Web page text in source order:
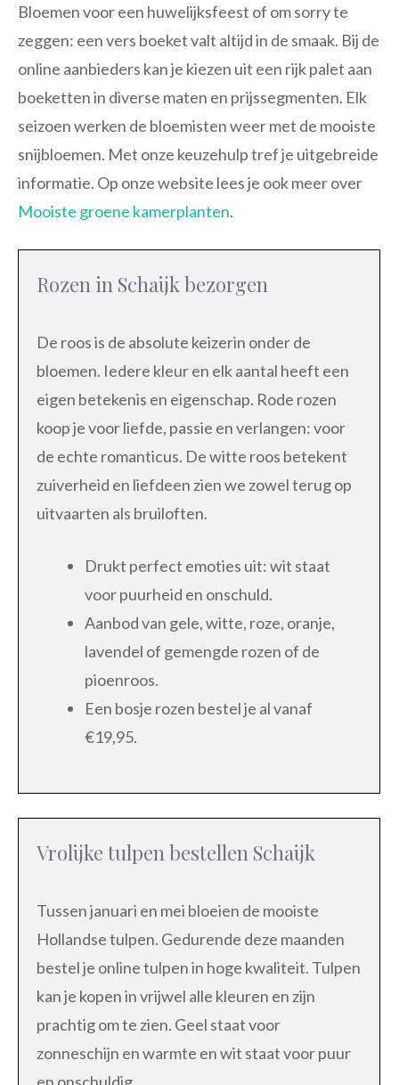
Bloemen voor een huwelijksfeest of om sorry te
zeggen: een vers boeket valt altijd in de smaak. Bij de
online aanbieders kan je kiezen uit een rijk palet aan
boeketten in diverse maten en prijssegmenten. Elk
seizoen werken de bloemisten weer met de mooiste
snijbloemen. Met onze keuzehulp tref je uitgebreide
informatie. Op onze website lees je ook meer over
Mooiste groene kamerplanten.
Rozen in Schaijk bezorgen
De roos is de absolute keizerin onder de
bloemen. Iedere kleur en elk aantal heeft een
eigen betekenis en eigenschap. Rode rozen
koop je voor liefde, passie en verlangen: voor
de echte romanticus. De witte roos betekent
zuiverheid en liefdeen zien we zowel terug op
uitvaarten als bruiloften.
Drukt perfect emoties uit: wit staat
voor puurheid en onschuld.
Aanbod van gele, witte, roze, oranje,
lavendel of gemengde rozen of de
pioenroos.
Een bosje rozen bestel je al vanaf
€19,95.
Vrolijke tulpen bestellen Schaijk
Tussen januari en mei bloeien de mooiste
Hollandse tulpen. Gedurende deze maanden
bestel je online tulpen in hoge kwaliteit. Tulpen
kan je kopen in vrijwel alle kleuren en zijn
prachtig om te zien. Geel staat voor
zonneschijn en warmte en wit staat voor puur
en onschuldig.